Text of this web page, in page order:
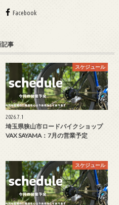
Facebook
記事
スケジュール
2026.7.1
埼玉県狭山市ロードバイクショップ
VAX SAYAMA：7月の営業予定
スケジュール